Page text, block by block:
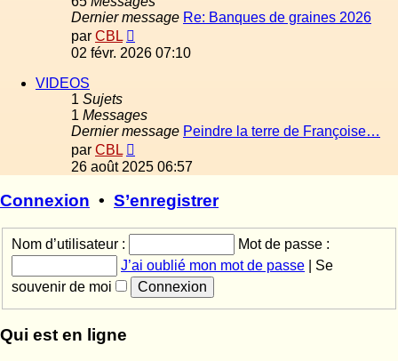
Dernier message Re: Banques de graines 2026
par CBL
le
02 févr. 2026 07:10
VIDEOS
1 Sujets
1 Messages
Dernier message Peindre la terre de Françoise…
par CBL
le
dernier
message
26 août 2025 06:57
Connexion • S’enregistrer
Nom d’utilisateur :
Mot de passe :
J’ai oublié mon mot de passe
Se
souvenir de moi
Qui est en ligne